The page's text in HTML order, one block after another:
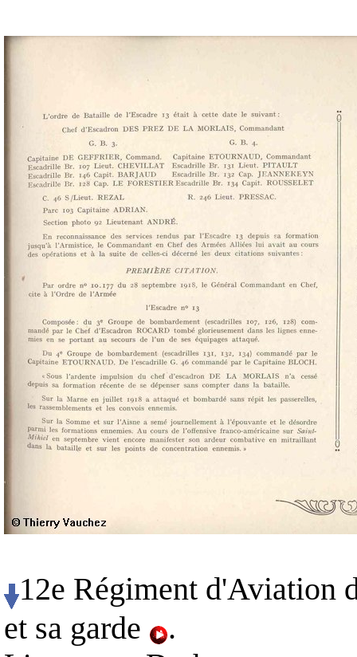
12e Régiment d'Aviation
et sa garde
.